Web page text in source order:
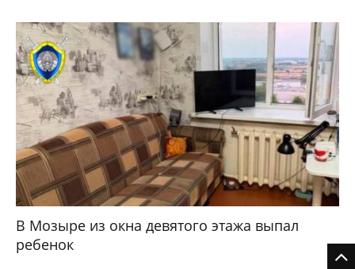
В Мозыре из окна девятого этажа выпал
ребенок